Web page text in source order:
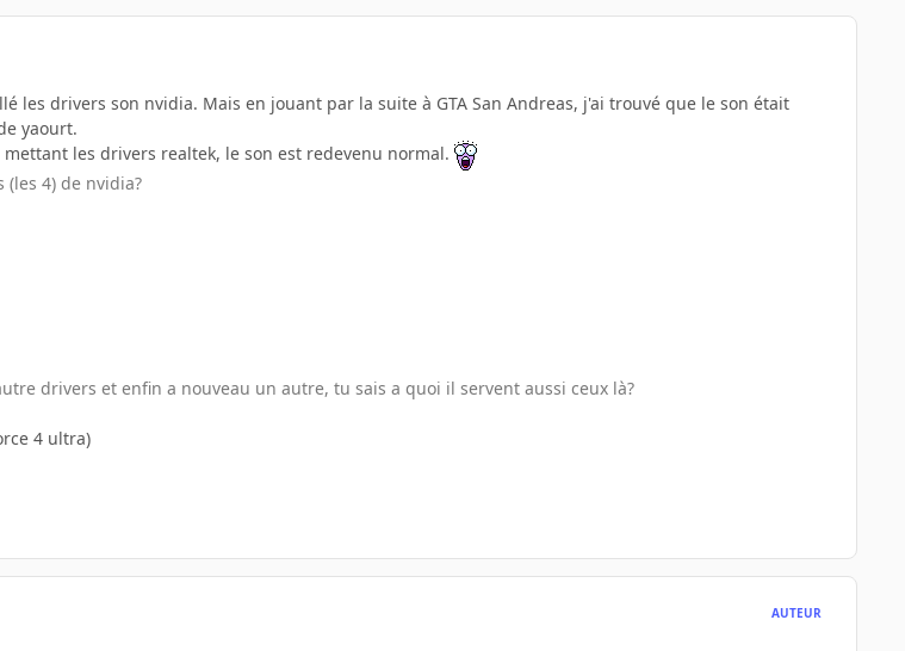
les drivers son nvidia. Mais en jouant par la suite à GTA San Andreas, j'ai trouvé que le son était
yaourt.
les drivers realtek, le son est redevenu normal.
4) de nvidia?
drivers et enfin a nouveau un autre, tu sais a quoi il servent aussi ceux là?
4 ultra)
AUTEUR